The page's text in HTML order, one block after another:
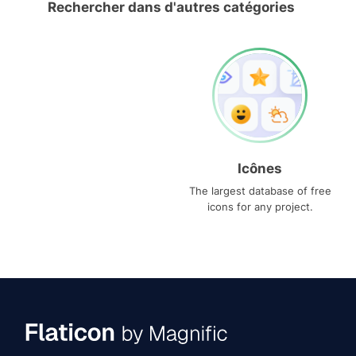
Rechercher dans d'autres catégories
Icônes
The largest database of free
icons for any project.